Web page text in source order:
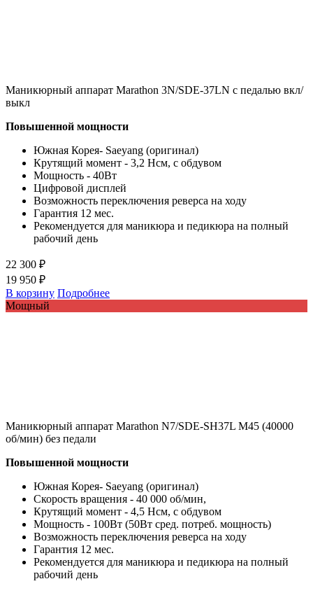
Маникюрный аппарат Marathon 3N/SDE-37LN с педалью вкл/
выкл
Повышенной мощности
Южная Корея- Saeyang (оригинал)
Крутящий момент - 3,2 Нсм, с обдувом
Мощность - 40Вт
Цифровой дисплей
Возможность переключения реверса на ходу
Гарантия 12 мес.
Рекомендуется для маникюра и педикюра на полный
рабочий день
22 300 ₽
19 950 ₽
В корзину Подробнее
Мощный
Маникюрный аппарат Marathon N7/SDE-SH37L M45 (40000
об/мин) без педали
Повышенной мощности
Южная Корея- Saeyang (оригинал)
Скорость вращения - 40 000 об/мин,
Крутящий момент - 4,5 Нсм, с обдувом
Мощность - 100Вт (50Вт сред. потреб. мощность)
Возможность переключения реверса на ходу
Гарантия 12 мес.
Рекомендуется для маникюра и педикюра на полный
рабочий день